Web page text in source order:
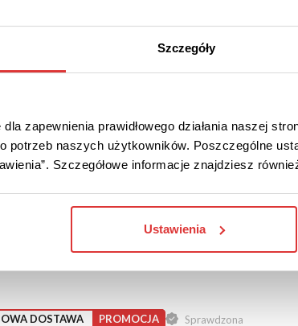
Szczegóły
zapewnienia prawidłowego działania naszej
potrzeb naszych użytkowników. Poszczególne
Szczegółowe informacje znajdziesz
Ustawienia
do 50% taniej w Apart!
w promocji. Sprawdź!
ZNIŻKI PROMOCJA 45
srebrne do 60% taniej w Apart!
DOSTAWA PROMOCJA Sprawdzona